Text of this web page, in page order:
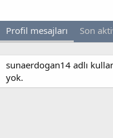
Profil mesajları Son
sunaerdogan14 adlı
yok.